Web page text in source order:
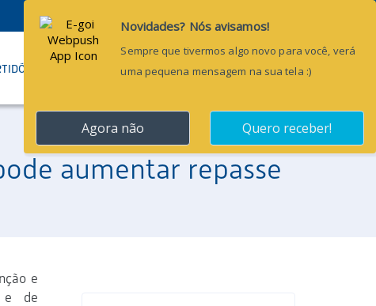
CONTATO Pesquisar...
aumentar repasse
e
e de